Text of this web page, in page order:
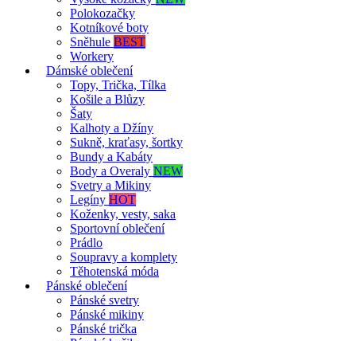
Polokozačky
Kotníkové boty
Sněhule BEST
Workery
Dámské oblečení
Topy, Trička, Tílka
Košile a Blůzy
Šaty
Kalhoty a Džíny
Sukně, kraťasy, šortky
Bundy a Kabáty
Body a Overaly NEW
Svetry a Mikiny
Legíny HOT
Koženky, vesty, saka
Sportovní oblečení
Prádlo
Soupravy a komplety
Těhotenská móda
Pánské oblečení
Pánské svetry
Pánské mikiny
Pánské trička